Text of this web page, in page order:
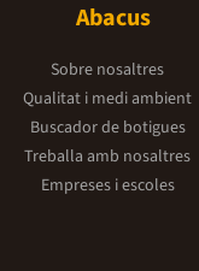
Abacus
Sobre nosaltres
Qualitat i medi ambient
Buscador de botigues
Treballa amb nosaltres
Empreses i escoles